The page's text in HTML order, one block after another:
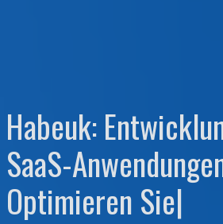
Habeuk:
SaaS-
Optimieren Sie Ihre